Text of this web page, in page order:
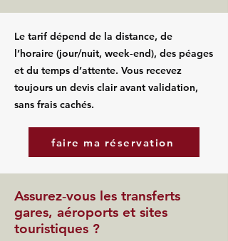
Le tarif dépend de la distance, de
l’horaire (jour/nuit, week‑end), des péages
et du temps d’attente. Vous recevez
toujours un devis clair avant validation,
sans frais cachés.
faire ma réservation
Assurez‑vous les transferts
gares, aéroports et sites
touristiques ?